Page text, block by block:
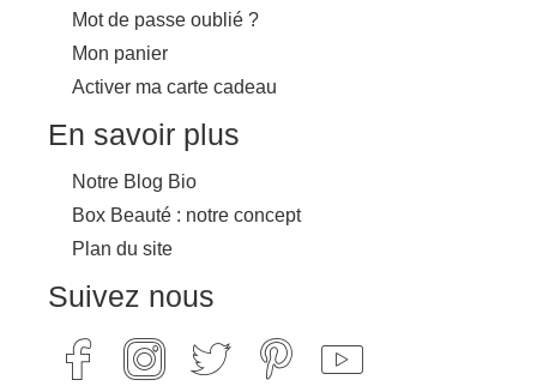
Mot de passe oublié ?
Mon panier
Activer ma carte cadeau
En savoir plus
Notre Blog Bio
Box Beauté : notre concept
Plan du site
Suivez nous